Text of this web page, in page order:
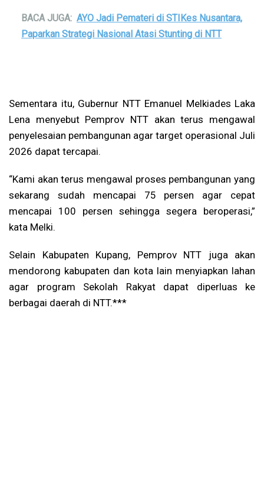
BACA JUGA: AYO Jadi Pemateri di STIKes Nusantara,
Paparkan Strategi Nasional Atasi Stunting di NTT
Sementara itu, Gubernur NTT Emanuel Melkiades Laka
Lena menyebut Pemprov NTT akan terus mengawal
penyelesaian pembangunan agar target operasional Juli
2026 dapat tercapai.
“Kami akan terus mengawal proses pembangunan yang
sekarang sudah mencapai 75 persen agar cepat
mencapai 100 persen sehingga segera beroperasi,”
kata Melki.
Selain Kabupaten Kupang, Pemprov NTT juga akan
mendorong kabupaten dan kota lain menyiapkan lahan
agar program Sekolah Rakyat dapat diperluas ke
berbagai daerah di NTT.***